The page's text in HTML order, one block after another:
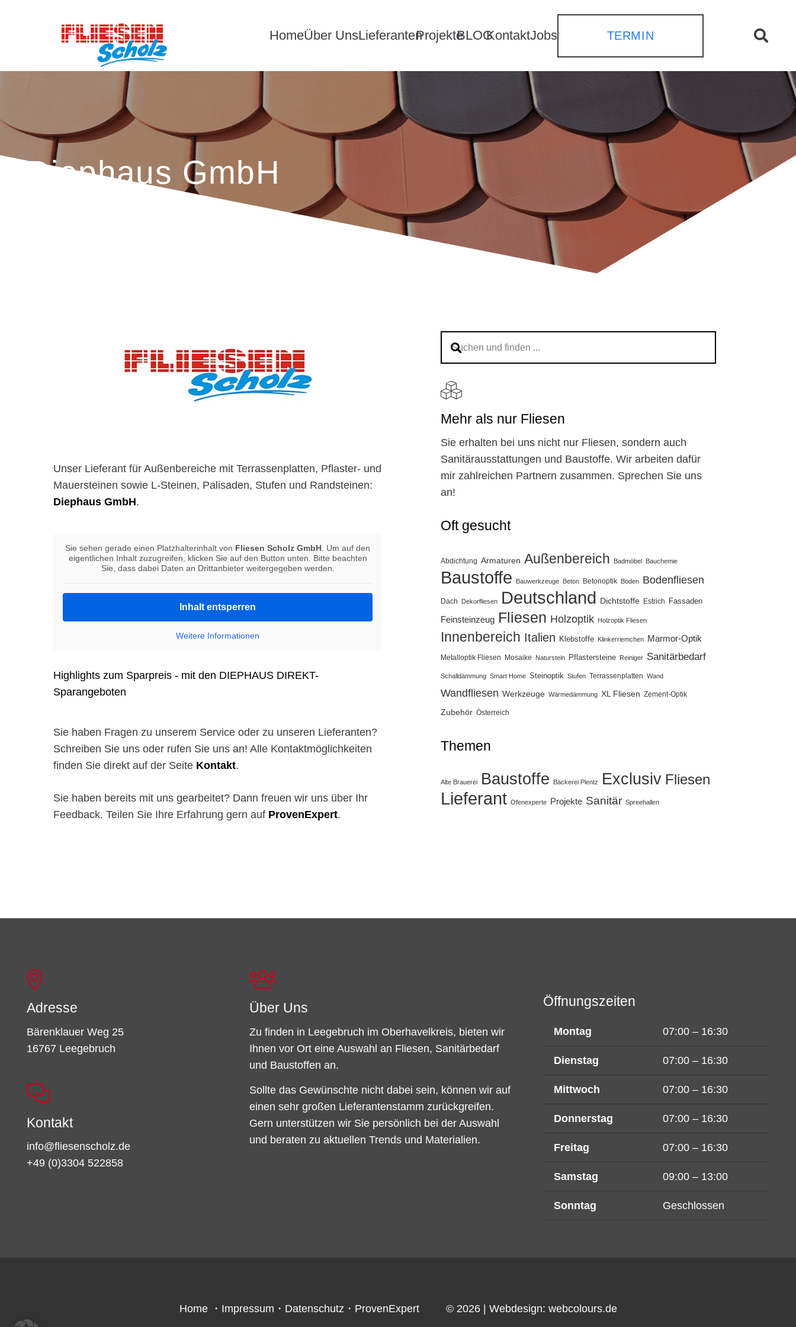
HomeÜber UnsLieferantenProjekteBLOGKontaktJobs TERMIN
Diephaus GmbH
Unser Lieferant für Außenbereiche mit Terrassenplatten, Pflaster- und
Mauersteinen sowie L-Steinen, Palisaden, Stufen und Randsteinen:
Diephaus GmbH.
Sie sehen gerade einen Platzhalterinhalt von Fliesen Scholz GmbH . Um auf den
eigentlichen Inhalt zuzugreifen, klicken Sie auf den Button unten. Bitte beachten
Sie, dass dabei Daten an Drittanbieter weitergegeben werden.
Inhalt entsperren
Weitere Informationen
Highlights zum Sparpreis - mit den DIEPHAUS DIREKT-
Sparangeboten
Sie haben Fragen zu unserem Service oder zu unseren Lieferanten?
Schreiben Sie uns oder rufen Sie uns an! Alle Kontaktmöglichkeiten
finden Sie direkt auf der Seite Kontakt.
Sie haben bereits mit uns gearbeitet? Dann freuen wir uns über Ihr
Feedback. Teilen Sie Ihre Erfahrung gern auf ProvenExpert.
Mehr als nur Fliesen
Sie erhalten bei uns nicht nur Fliesen, sondern auch
Sanitärausstattungen und Baustoffe. Wir arbeiten dafür
mir zahlreichen Partnern zusammen. Sprechen Sie uns
an!
Oft gesucht
Abdichtung Armaturen Außenbereich Badmöbel Bauchemie
Baustoffe Bauwerkzeuge Beton Betonoptik Boden Bodenfliesen
Dach Dekorfliesen Deutschland Dichtstoffe Estrich Fassaden
Feinsteinzeug Fliesen Holzoptik Holzoptik Fliesen
Innenbereich Italien Klebstoffe Klinkerriemchen Marmor-Optik
Metalloptik Fliesen Mosaike Naturstein Pflastersteine Reiniger Sanitärbedarf
Schalldämmung Smart Home Steinoptik Stufen Terrassenplatten Wand
Wandfliesen Werkzeuge Wärmedämmung XL Fliesen Zement-Optik
Zubehör Österreich
Themen
Alte Brauerei Baustoffe Bäckerei Plentz Exclusiv Fliesen
Lieferant Ofenexperte Projekte Sanitär Spreehallen
Adresse
Bärenklauer Weg 25
16767 Leegebruch
Kontakt
info@fliesenscholz.de
+49 (0)3304 522858
Über Uns
Zu finden in Leegebruch im Oberhavelkreis, bieten wir
Ihnen vor Ort eine Auswahl an Fliesen, Sanitärbedarf
und Baustoffen an.
Sollte das Gewünschte nicht dabei sein, können wir auf
einen sehr großen Lieferantenstamm zurückgreifen.
Gern unterstützen wir Sie persönlich bei der Auswahl
und beraten zu aktuellen Trends und Materialien.
Öffnungszeiten
Montag 07:00 – 16:30
Dienstag 07:00 – 16:30
Mittwoch 07:00 – 16:30
Donnerstag 07:00 – 16:30
Freitag 07:00 – 16:30
Samstag 09:00 – 13:00
Sonntag Geschlossen
Home ・ Impressum ・ Datenschutz ・ ProvenExpert © 2026 | Webdesign: webcolours.de